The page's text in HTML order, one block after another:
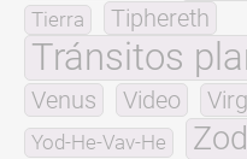
Tierra
Tiphereth
Tránsitos
Venus Video
Yod-He-Vav-He